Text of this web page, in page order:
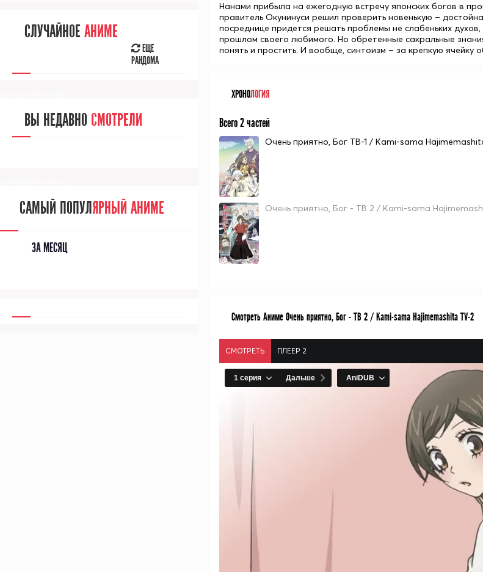
Нанами прибыла на ежегодную встречу японских богов в
правитель Окунинуси решил проверить новенькую –
посреднице придется решать проблемы не слабеньких
прошлом своего любимого. Но обретенные сакральные
понять и простить. И вообще, синтоизм – за крепкую ячейку
ХРОНОЛОГИЯ
Всего 2 частей
Очень приятно, Бог ТВ-1 / Kami-sama
Очень приятно, Бог - ТВ 2 / Kami-sama
Смотреть Аниме Очень приятно, Бог - ТВ 2 / Kami-sama Hajimemashita TV-2
СМОТРЕТЬ ПЛЕЕР 2
СЛУЧАЙНОЕ АНИМЕ
ЕЩЕ
РАНДОМА
ВЫ НЕДАВНО СМОТРЕЛИ
САМЫЙ ПОПУЛЯРНЫЙ АНИМЕ
ЗА МЕСЯЦ